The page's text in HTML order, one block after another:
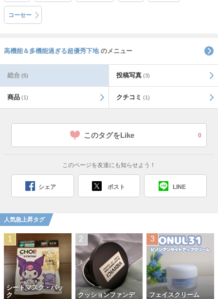
コーセー
高機能＆多機能過ぎる超優秀下地 のメニュー
総合 (5) 投稿写真 (3)
商品 (1) クチコミ (1)
このタグをLike 0
このページを友達にも知らせよう！
シェア ポスト LINE
人気急上昇タグ
シートマスク・パッ
ク
クッションファンデ フェイスクリーム